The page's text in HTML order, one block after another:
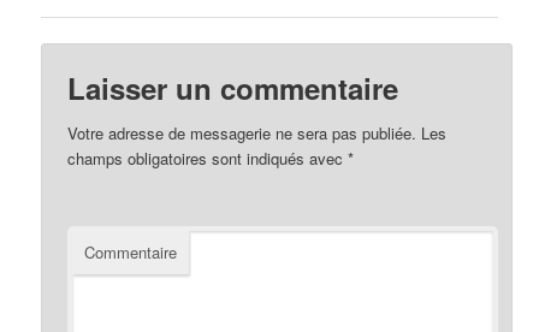
Laisser un commentaire
Votre adresse de messagerie ne sera pas publiée. Les
champs obligatoires sont indiqués avec*
Commentaire